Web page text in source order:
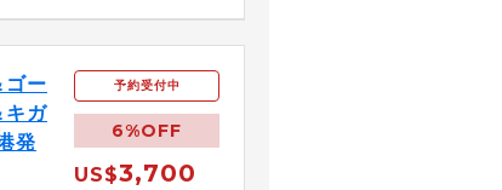
ゴー
キガ
発
予約受付中
6%OFF
US$3,700